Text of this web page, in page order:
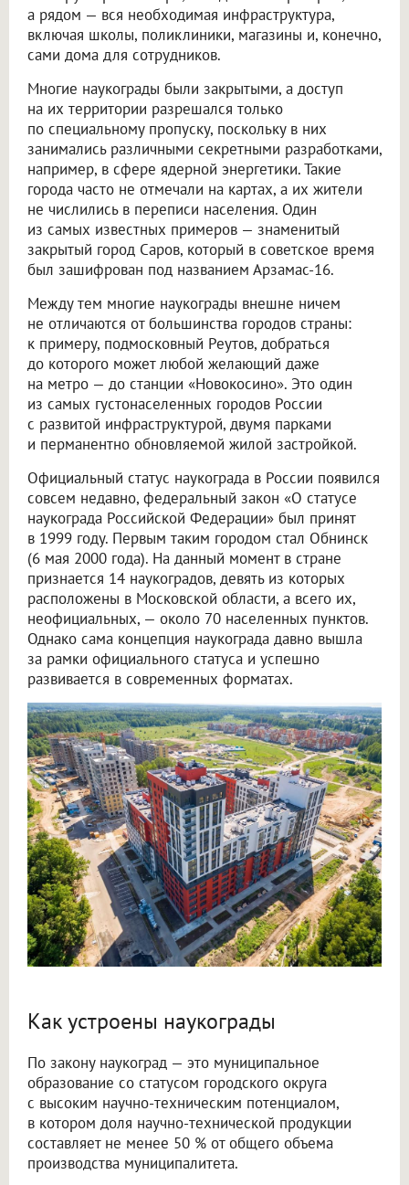
а рядом — вся необходимая инфраструктура,
включая школы, поликлиники, магазины и, конечно,
сами дома для сотрудников.
Многие наукограды были закрытыми, а доступ
на их территории разрешался только
по специальному пропуску, поскольку в них
занимались различными секретными разработками,
например, в сфере ядерной энергетики. Такие
города часто не отмечали на картах, а их жители
не числились в переписи населения. Один
из самых известных примеров — знаменитый
закрытый город Саров, который в советское время
был зашифрован под названием Арзамас-16.
Между тем многие наукограды внешне ничем
не отличаются от большинства городов страны:
к примеру, подмосковный Реутов, добраться
до которого может любой желающий даже
на метро — до станции «Новокосино». Это один
из самых густонаселенных городов России
с развитой инфраструктурой, двумя парками
и перманентно обновляемой жилой застройкой.
Официальный статус наукограда в России появился
совсем недавно, федеральный закон «О статусе
наукограда Российской Федерации» был принят
в 1999 году. Первым таким городом стал Обнинск
(6 мая 2000 года). На данный момент в стране
признается 14 наукоградов, девять из которых
расположены в Московской области, а всего их,
неофициальных, — около 70 населенных пунктов.
Однако сама концепция наукограда давно вышла
за рамки официального статуса и успешно
развивается в современных форматах.
Как устроены наукограды
По закону наукоград — это муниципальное
образование со статусом городского округа
с высоким научно-техническим потенциалом,
в котором доля научно-технической продукции
составляет не менее 50 % от общего объема
производства муниципалитета.